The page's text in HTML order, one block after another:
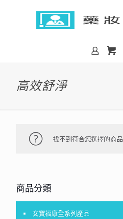
高效舒淨
找不到符合您選擇的商品
商品分類
女寶福康全系列產品